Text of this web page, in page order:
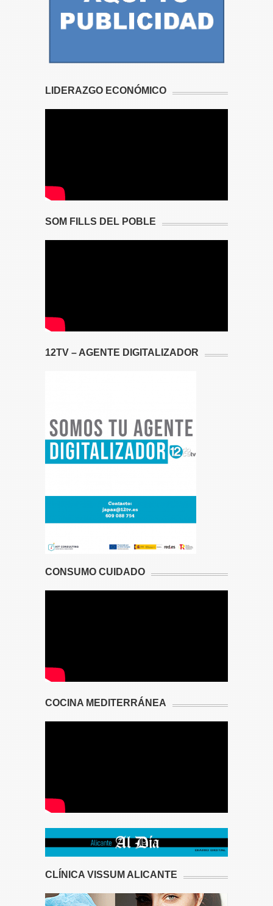
LIDERAZGO ECONÓMICO
SOM FILLS DEL POBLE
12TV – AGENTE DIGITALIZADOR
CONSUMO CUIDADO
COCINA MEDITERRÁNEA
CLÍNICA VISSUM ALICANTE